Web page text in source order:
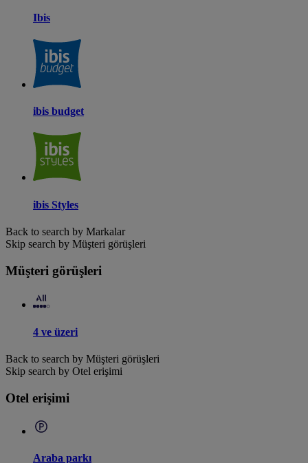
Ibis
ibis budget
ibis Styles
Back to search by Markalar
Skip search by Müşteri görüşleri
Müşteri görüşleri
4 ve üzeri
Back to search by Müşteri görüşleri
Skip search by Otel erişimi
Otel erişimi
Araba parkı